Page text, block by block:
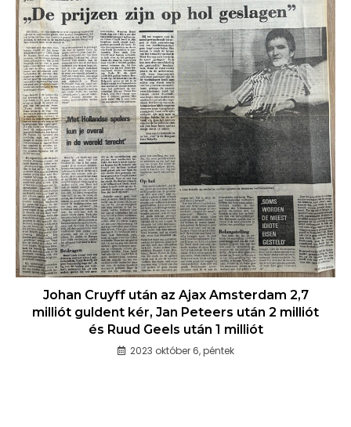
Johan Cruyff után az Ajax Amsterdam 2,7
milliót guldent kér, Jan Peteers után 2 milliót
és Ruud Geels után 1 milliót
2023 október 6, péntek